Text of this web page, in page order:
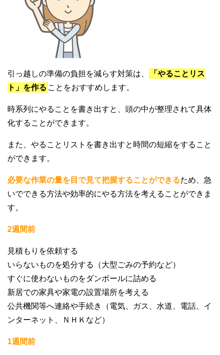
引っ越しの準備の負担を減らす対策は、
「やることリス
ト」を作る ことをおすすめします。
時系列にやることを書き出すと、頭の中が整理されて具体
化することができます。
また、やることリストを書き出すと時間の短縮をすること
ができます。
必要な作業の量を目で見て把握することができるため、急
いでできる方法や効率的にやる方法を考えることができま
す。
2週間前
見積もりを依頼する
いらないものを処分する（大型ごみの予約など）
すぐに使わないものをダンボールに詰める
新居での家具や家電の設置場所を考える
公共機関等へ連絡や手続き（電気、ガス、水道、電話、イ
ンターネット、ＮＨＫなど）
1週間前